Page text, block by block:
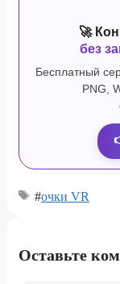
🚀
без
Бесплатный
PNG,
#очки VR
Оставьте